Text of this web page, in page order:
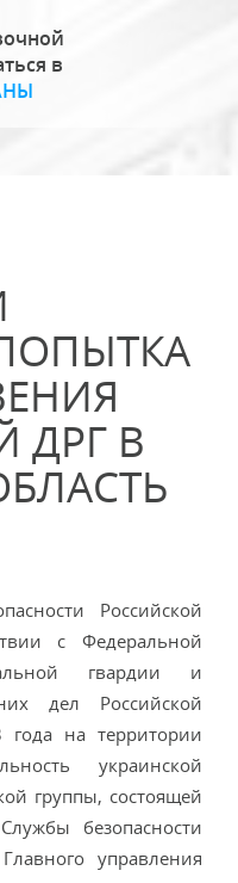
в
ДРГ В
Российской
с Федеральной
гвардии и
дел Российской
года на территории
украинской
группы, состоящей
безопасности
управления